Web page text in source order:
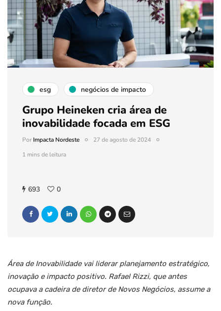
esg negócios de impacto
Grupo Heineken cria área de
inovabilidade focada em ESG
PorImpacta Nordeste
27 de agosto de 2024
1 mins de leitura
693 0
Área de Inovabilidade vai liderar planejamento estratégico,
inovação e impacto positivo. Rafael Rizzi, que antes
ocupava a cadeira de diretor de Novos Negócios, assume a
nova função.